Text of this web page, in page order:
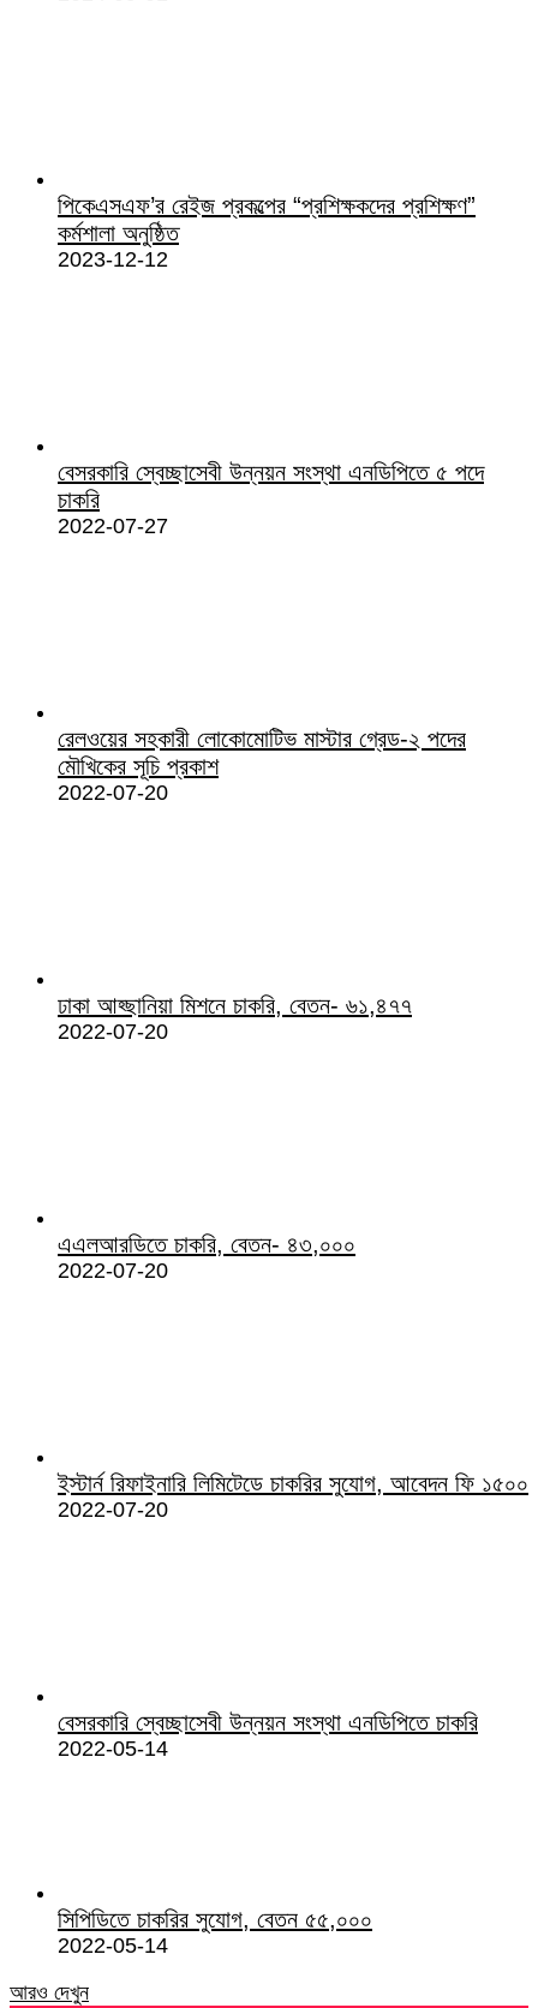
পিকেএসএফ’র রেইজ প্রকল্পের “প্রশিক্ষকদের প্রশিক্ষণ”
কর্মশালা অনুষ্ঠিত
2023-12-12
বেসরকারি স্বেচ্ছাসেবী উন্নয়ন সংস্থা এনডিপিতে ৫ পদে
চাকরি
2022-07-27
রেলওয়ের সহকারী লোকোমোটিভ মাস্টার গ্রেড-২ পদের
মৌখিকের সূচি প্রকাশ
2022-07-20
ঢাকা আহ্ছানিয়া মিশনে চাকরি, বেতন- ৬১,৪৭৭
2022-07-20
এএলআরডিতে চাকরি, বেতন- ৪৩,০০০
2022-07-20
ইস্টার্ন রিফাইনারি লিমিটেডে চাকরির সুযোগ, আবেদন ফি ১৫০০
2022-07-20
বেসরকারি স্বেচ্ছাসেবী উন্নয়ন সংস্থা এনডিপিতে চাকরি
2022-05-14
সিপিডিতে চাকরির সুযোগ, বেতন ৫৫,০০০
2022-05-14
আরও দেখুন